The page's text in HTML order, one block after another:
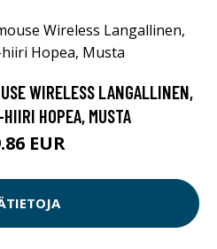
WIRELESS LANGALLINEN,
HOPEA, MUSTA
EUR